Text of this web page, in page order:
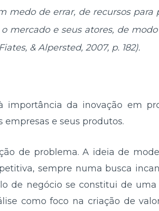
medo de errar, de recursos para
mercado e seus atores, de
& Alpersted, 2007, p. 182).
da inovação em
empresas e seus produtos.
de problema. A ideia de
sempre numa busca
de negócio se constitui de
como foco na criação de